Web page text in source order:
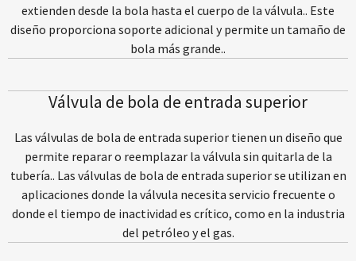
extienden desde la bola hasta el cuerpo de la válvula.. Este
diseño proporciona soporte adicional y permite un tamaño de
bola más grande..
Válvula de bola de entrada superior
Las válvulas de bola de entrada superior tienen un diseño que
permite reparar o reemplazar la válvula sin quitarla de la
tubería.. Las válvulas de bola de entrada superior se utilizan en
aplicaciones donde la válvula necesita servicio frecuente o
donde el tiempo de inactividad es crítico, como en la industria
del petróleo y el gas.